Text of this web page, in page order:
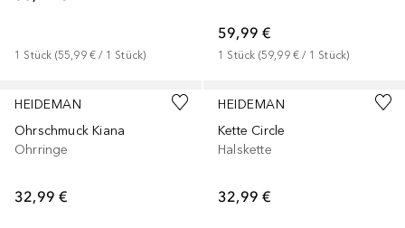
1 Stück (55,99 € / 1 Stück)
59,99 €
1 Stück (59,99 € / 1 Stück)
HEIDEMAN
Ohrschmuck Kiana
Ohrringe
32,99 €
HEIDEMAN
Kette Circle
Halskette
32,99 €